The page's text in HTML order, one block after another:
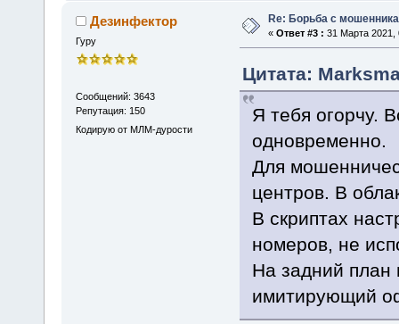
Дезинфектор
Гуру
Сообщений: 3643
Репутация: 150
Кодирую от МЛМ-дурости
Re: Борьба с
« Ответ #3 : 31 Марта 2021,
Цитата:
Я тебя огорчу.
одновременно.
Для
центров. В
В скриптах
номеров, не
На задний план
имитирующий